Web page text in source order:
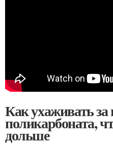
Как ухаживать за
поликарбоната,
дольше